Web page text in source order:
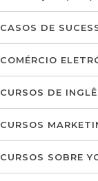
CASOS DE
COMÉRCIO
CURSOS DE
CURSOS
CURSOS SOBRE